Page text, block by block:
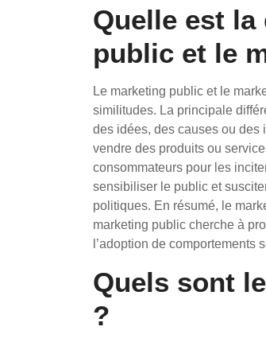
Quelle est
public et le
Le marketing public et le
similitudes. La principale
des idées, des causes ou des
vendre des produits ou
consommateurs pour les
sensibiliser le public et
politiques. En résumé, le
marketing public cherche à
l’adoption de comportements
Quels sont
?